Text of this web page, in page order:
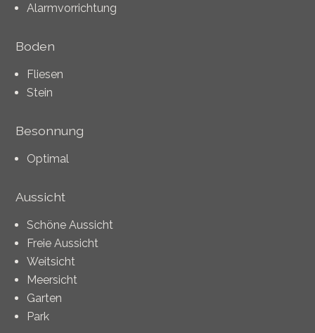
Alarmvorrichtung
Boden
Fliesen
Stein
Besonnung
Optimal
Aussicht
Schöne Aussicht
Freie Aussicht
Weitsicht
Meersicht
Garten
Park